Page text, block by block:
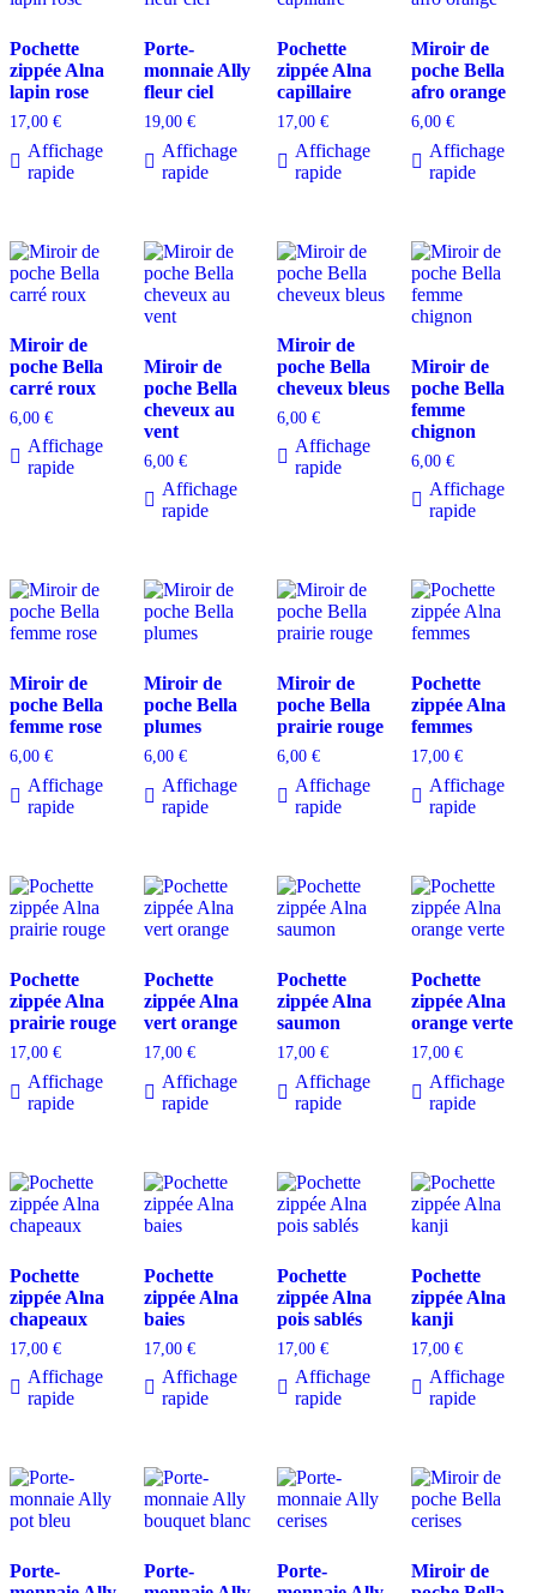
Pochette
zippée Alna
lapin rose
17,00 €
Affichage
rapide
Porte-
monnaie Ally
fleur ciel
19,00 €
Affichage
rapide
Pochette
zippée Alna
capillaire
17,00€
Affichage
rapide
Miroir de
poche Bella
afro orange
6,00 €
Affichage
rapide
Miroir de
poche Bella
carré roux
6,00 €
Affichage
rapide
Miroir de
poche Bella
cheveux au
vent
6,00 €
Affichage
rapide
Miroir de
poche Bella
cheveux bleus
6,00€
Affichage
rapide
Miroir de
poche Bella
femme
chignon
6,00 €
Affichage
rapide
Miroir de
poche Bella
femme rose
6,00 €
Affichage
rapide
Miroir de
poche Bella
plumes
6,00 €
Affichage
rapide
Miroir de
poche Bella
prairie rouge
6,00€
Affichage
rapide
Pochette
zippée Alna
femmes
17,00 €
Affichage
rapide
Pochette
zippée Alna
prairie rouge
17,00 €
Affichage
rapide
Pochette
zippée Alna
vert orange
17,00 €
Affichage
rapide
Pochette
zippée Alna
saumon
17,00€
Affichage
rapide
Pochette
zippée Alna
orange verte
17,00 €
Affichage
rapide
Pochette
zippée Alna
chapeaux
17,00 €
Affichage
rapide
Pochette
zippée Alna
baies
17,00 €
Affichage
rapide
Pochette
zippée Alna
pois sablés
17,00€
Affichage
rapide
Pochette
zippée Alna
kanji
17,00 €
Affichage
rapide
Porte-
Porte-
Porte-
Miroir de